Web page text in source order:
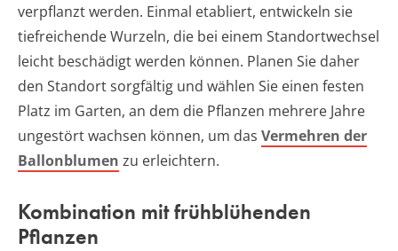
verpflanzt werden. Einmal etabliert, entwickeln sie
tiefreichende Wurzeln, die bei einem Standortwechsel
leicht beschädigt werden können. Planen Sie daher
den Standort sorgfältig und wählen Sie einen festen
Platz im Garten, an dem die Pflanzen mehrere Jahre
ungestört wachsen können, um das Vermehren der
Ballonblumen zu erleichtern.
Kombination mit frühblühenden
Pflanzen